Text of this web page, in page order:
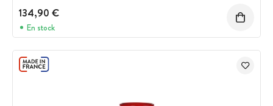
134,90 €
En stock